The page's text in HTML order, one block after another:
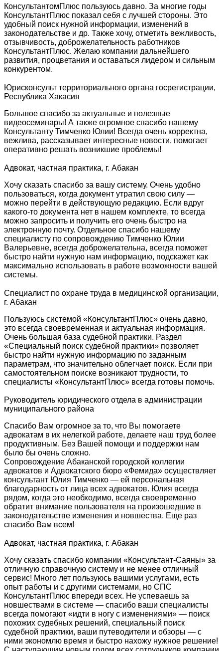
КонсультантомПлюс пользуюсь давно. За многие годы
КонсультантПлюс показал себя с лучшей стороны. Это
удобный поиск нужной информации, изменений в
законодательстве и др. Также хочу, отметить вежливость,
отзывчивость, доброжелательность работников
КонсультантПлюс. Желаю компании дальнейшего
развития, процветания и оставаться лидером и сильным
конкурентом.
Юрисконсульт территориального органа госрегистрации,
Республика Хакасия
Большое спасибо за актуальные и полезные
видеосеминары! А также огромное спасибо нашему
Консультанту Тимченко Юлии! Всегда очень корректна,
вежлива, рассказывает интересные новости, помогает
оперативно решать возникшие проблемы!
Адвокат, частная практика, г. Абакан
Хочу сказать спасибо за вашу систему. Очень удобно
пользоваться, когда документ утратил свою силу —
можно перейти в действующую редакцию. Если вдруг
какого-то документа нет в нашем комплекте, то всегда
можно запросить и получить его очень быстро на
электронную почту. Отдельное спасибо нашему
специалисту по сопровождению Тимченко Юлии
Валерьевне, всегда доброжелательна, всегда поможет
быстро найти нужную нам информацию, подскажет как
максимально использовать в работе возможности вашей
системы.
Специалист по охране труда в медицинской организации,
г. Абакан
Пользуюсь системой «КонсультантПлюс» очень давно,
это всегда своевременная и актуальная информация.
Очень большая база судебной практики. Раздел
«Специальный поиск судебной практики» позволяет
быстро найти нужную информацию по заданным
параметрам, что значительно облегчает поиск. Если при
самостоятельном поиске возникают трудности, то
специалисты «КонсультантПлюс» всегда готовы помочь.
Руководитель юридического отдела в администрации
муниципального района
Спасибо Вам огромное за то, что Вы помогаете
адвокатам в их нелегкой работе, делаете наш труд более
продуктивным. Без Вашей помощи и поддержки нам
было бы очень сложно.
Сопровождение Абаканской городской коллегии
адвокатов и Адвокатского бюро «Фемида» осуществляет
консультант Юлия Тимченко — ей персональная
благодарность от лица всех адвокатов. Юлия всегда
рядом, когда это необходимо, всегда своевременно
обратит внимание пользователя на произошедшие в
законодательстве изменения и новшества. Еще раз
спасибо Вам всем!
Адвокат, частная практика, г. Абакан
Хочу сказать спасибо компании «Консультант-Саяны» за
отличную справочную систему и не менее отличный
сервис! Много лет пользуюсь вашими услугами, есть
опыт работы и с другими системами, но СПС
КонсультантПлюс впереди всех. Не успеваешь за
новшествами в системе — спасибо ваши специалисты
всегда помогают «идти в ногу с изменениями» — поиск
похожих судебных решений, специальный поиск
судебной практики, ваши путеводители и обзоры — с
ними экономлю время и быстро нахожу нужное решение!